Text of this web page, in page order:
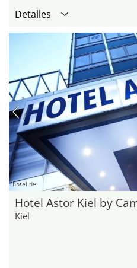
Detalles
hotel.de
Hotel Astor Kiel by
Kiel